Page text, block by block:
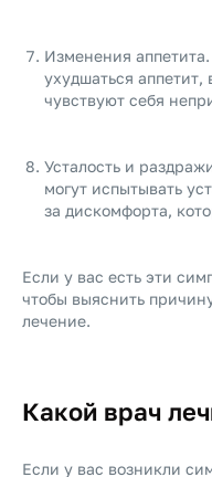
Изменения
ухудшаться аппетит,
чувствуют себя
Усталость и
могут испытывать
за дискомфорта,
Если у вас есть эти
чтобы выяснить
лечение.
Какой врач
Если у вас возникли